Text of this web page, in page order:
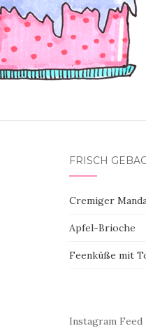
FRISCH
Cremiger
Apfel-Brioche
Feenküße mit
Instagram Feed